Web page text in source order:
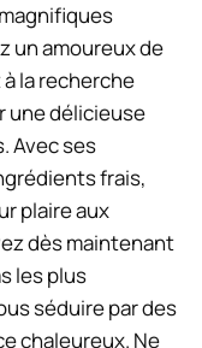
un amoureux de
la recherche
une délicieuse
Avec ses
frais,
plaire aux
dès maintenant
les plus
séduire par des
chaleureux. Ne